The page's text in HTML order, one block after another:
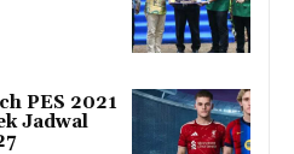
PES 2021
Jadwal